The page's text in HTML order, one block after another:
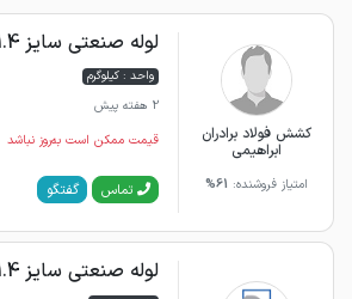
کشش فولاد برادران
ابراهیمی
امتیاز فروشنده: 61%
لوله صنعتی سایز 1/1.4 ضخامت 2.5
واحد : کیلوگرم
2 هفته پیش
قیمت ممکن است به‌روز نباشد
تماس گفتگو
لوله صنعتی سایز 1/1.4 ضخامت 2.5